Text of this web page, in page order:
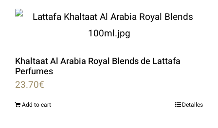
Khaltaat Al Arabia Royal Blends de Lattafa
Perfumes
23.70€
Add to cart Detalles